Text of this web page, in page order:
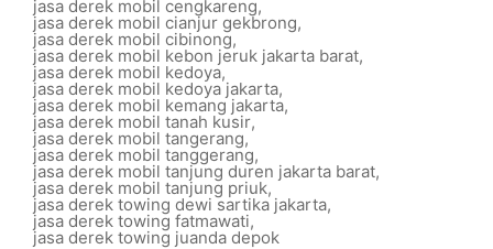
jasa derek mobil cengkareng,
jasa derek mobil cianjur gekbrong,
jasa derek mobil cibinong,
jasa derek mobil kebon jeruk jakarta barat,
jasa derek mobil kedoya,
jasa derek mobil kedoya jakarta,
jasa derek mobil kemang jakarta,
jasa derek mobil tanah kusir,
jasa derek mobil tangerang,
jasa derek mobil tanggerang,
jasa derek mobil tanjung duren jakarta barat,
jasa derek mobil tanjung priuk,
jasa derek towing dewi sartika jakarta,
jasa derek towing fatmawati,
jasa derek towing juanda depok